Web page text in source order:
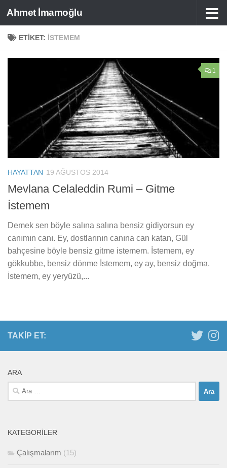
Skip to content
Ahmet İmamoğlu
ETIKET: ISTEMEM
1
HAYATTAN 19 AĞUSTOS 2014
Mevlana Celaleddin Rumi – Gitme
İstemem
Demek sen böyle salına salına bensiz gidiyorsun ey
canımın canı. Ey, dostlarının canına can katan, Gül
bahçesine böyle bensiz gitme istemem. İstemem, ey
gökkubbe, bensiz dönme İstemem, ey ay, bensiz doğma.
İstemem, ey yeryüzü,...
TAKIP ET:
ARA
Arama:
KATEGORILER
Çalışmalarım (15)